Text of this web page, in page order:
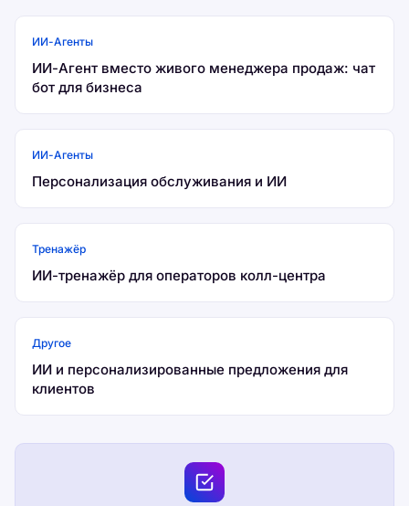
ИИ-Агенты
ИИ-Агент вместо живого менеджера продаж: чат
бот для бизнеса
ИИ-Агенты
Персонализация обслуживания и ИИ
Тренажёр
ИИ-тренажёр для операторов колл-центра
Другое
ИИ и персонализированные предложения для
клиентов